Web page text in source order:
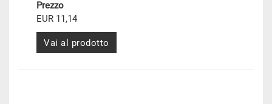
Prezzo
EUR 11,14
Vai al prodotto